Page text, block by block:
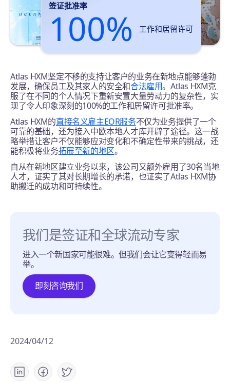
2024/04/12
签证批准率
100% 工作和居留许可
Atlas HXM坚定不移的支持让客户的业务在新地点能够蓬勃
发展，确保员工及其家人的安全和合法雇用。Atlas HXM克
服了在不同的个人情况下重新安置大量劳动力的复杂性，实
现了令人印象深刻的100%的工作和居留许可批准率。
Atlas HXM的直接名义雇主EOR服务不仅为业务提供了一个
可靠的基础，还为接入中欧本地人才库开辟了途径。这一战
略举措让客户不仅能够应对变化和不确定性带来的挑战，还
能积极将业务拓展至新的地区。
自从在新地区建立业务以来，该公司又额外雇用了30名当地
人才，证实了其对长期增长的承诺，也证实了Atlas HXM协
助搬迁的成功和可持续性。
我们是签证和全球流动专家
进入一个新国家可能很难。但我们会让它变得轻而易
举。
即刻咨询我们